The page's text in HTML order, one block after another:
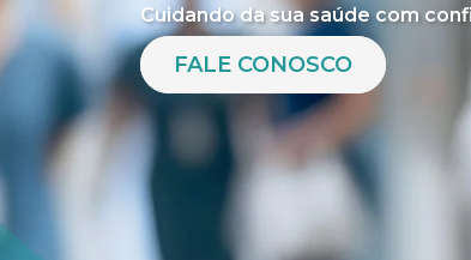
Cuidando da sua saúde com
FALE CONOSCO